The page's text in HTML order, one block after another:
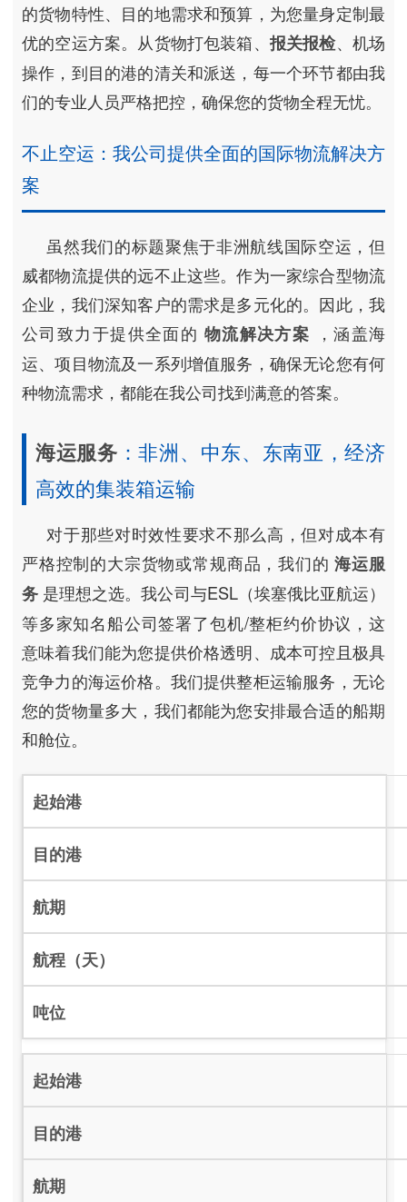
的货物特性、目的地需求和预算，为您量身定制最
优的空运方案。从货物打包装箱、 报关报检、机场
操作，到目的港的清关和派送，每一个环节都由我
们的专业人员严格把控，确保您的货物全程无忧。
不止空运：我公司提供全面的国际物流解决方
案
虽然我们的标题聚焦于非洲航线国际空运，但
威都物流提供的远不止这些。作为一家综合型物流
企业，我们深知客户的需求是多元化的。因此，我
公司致力于提供全面的 物流解决方案
，涵盖海
运、项目物流及一系列增值服务，确保无论您有何
种物流需求，都能在我公司找到满意的答案。
海运服务 ：非洲、中东、东南亚，经济
高效的集装箱运输
对于那些对时效性要求不那么高，但对成本有
严格控制的大宗货物或常规商品，我们的海运服
务 是理想之选。我公司与ESL（埃塞俄比亚航运）
等多家知名船公司签署了包机/整柜约价协议，这
意味着我们能为您提供价格透明、成本可控且极具
竞争力的海运价格。我们提供整柜运输服务，无论
您的货物量多大，我们都能为您安排最合适的船期
和舱位。